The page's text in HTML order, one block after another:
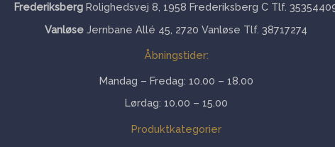
Frederiksberg Rolighedsvej 8, 1958 Frederiksberg C Tlf.
Vanløse Jernbane Allé 45, 2720 Vanløse Tlf. 38717274
Åbningstider:
Mandag – Fredag: 10.00 – 18.00
Lørdag: 10.00 – 15.00
Produktkategorier